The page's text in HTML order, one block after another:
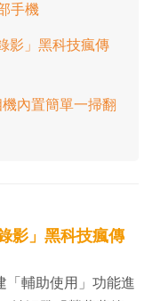
手機
影」黑科技瘋傳
內置簡單一掃翻
影」黑科技瘋傳
「輔助使用」功能進